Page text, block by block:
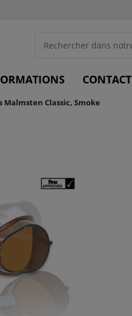
CONTACT
Malmsten Classic, Smoke